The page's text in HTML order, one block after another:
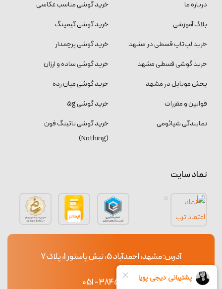
درباره ما
بلاگ آموزشی
خرید لپ‌تاپ قسطی در مشهد
خرید گوشی قسطی مشهد
پخش موبایل در مشهد
قوانین و مقررات
نمایندگی شیائومی
خرید گوشی مناسب عکاسی
خرید گوشی گیمینگ
خرید گوشی پرچمدار
خرید گوشی ساده و ارزان
خرید گوشی میان رده
خرید گوشی 5g
خرید گوشی ناتینگ فون
(Nothing)
نماد سایت
آدرس: مشهد، احمدآباد 5، نبش پاستور 1، پلاک 7
38453765 - 051